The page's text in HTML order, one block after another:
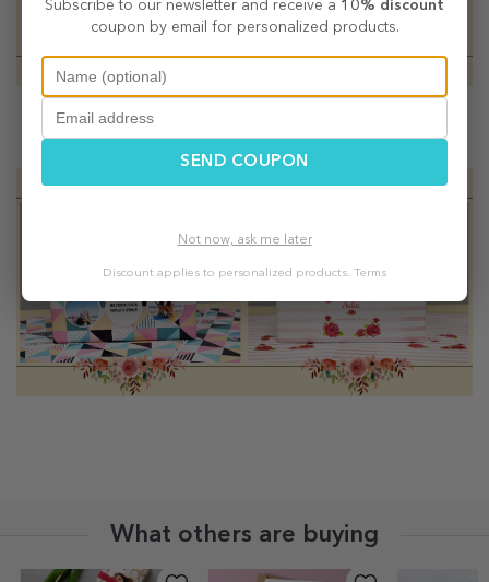
impachetatsi gata, cadoul perfect pentru prietena
What others are buying
Subscribe to our newsletter and receive a 10% discount
coupon by email for personalized products.
SEND COUPON
Not now, ask me later
Discount applies to personalized products. Terms